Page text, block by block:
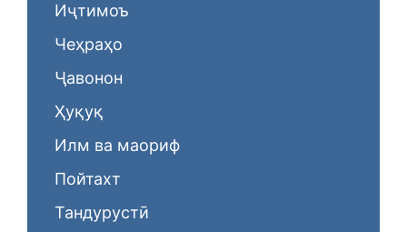
Иҷтимоъ
Чеҳраҳо
Ҷавонон
Ҳуқуқ
Илм ва маориф
Пойтахт
Тандурустӣ